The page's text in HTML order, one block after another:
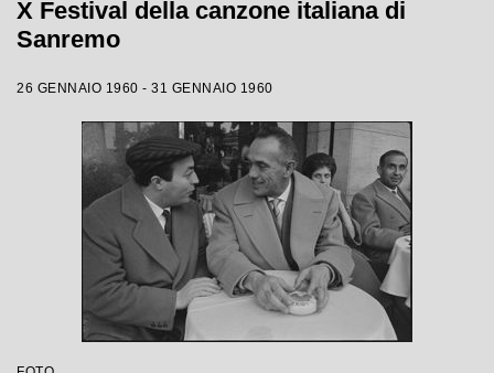
X Festival della canzone italiana di
Sanremo
26 GENNAIO 1960 - 31 GENNAIO 1960